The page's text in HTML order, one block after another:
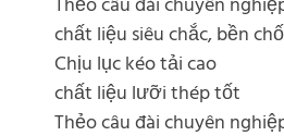
chất liệu siêu chắc, bền
Chịu lục kéo tải cao
chất liệu lưỡi thép tốt
Thẻo câu đài chuyên